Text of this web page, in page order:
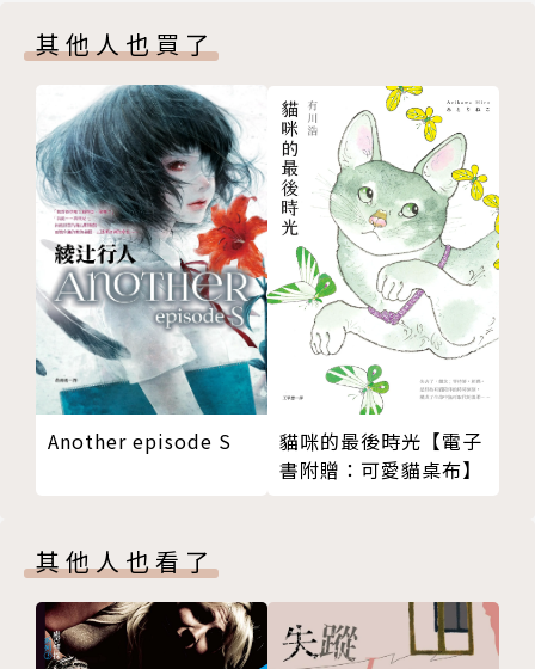
讓讀者見識亂世中的人性，並走入由學養及識見構
成的文化長廊。
周蜜蜜出身雅士世家，秉性善良、優雅、正直，
柔中帶剛，書寫感傷亦不失節制沉穩。
不諱指涉時代黑暗面，面對強權不卑不亢，
筆觸紀實、率真、酣暢。
本書亦可見一位女作家同時身為職業女性的工作熱
情
處處流露出女性的自重自強。
本書特色
本書為香港作家周蜜蜜女士的回憶錄，由她在
月，到八十年代移居香港、在電視台任職的職業女性生
活，再及家翁羅孚、丈夫羅海星先後成為「國家的囚
徒」，周蜜蜜以至親身份照應、擔憂奔走的經歷，終於
羅海星獲釋，在倫敦獲當時英國首相馬卓安在唐寧街十
附錄：光影──我在電視台的日子
其他人也買了
Another episode S
貓咪的最後時光【電子
書附贈：可愛貓桌布】
其他人也看了